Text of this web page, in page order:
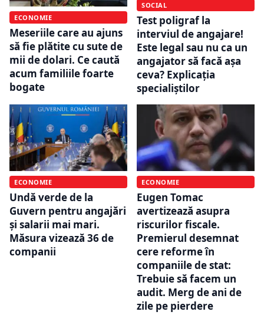
ECONOMIE
Meseriile care au ajuns
să fie plătite cu sute de
mii de dolari. Ce caută
acum familiile foarte
bogate
SOCIAL
Test poligraf la
interviul de angajare!
Este legal sau nu ca un
angajator să facă așa
ceva? Explicația
specialiștilor
ECONOMIE
Undă verde de la
Guvern pentru angajări
și salarii mai mari.
Măsura vizează 36 de
companii
ECONOMIE
Eugen Tomac
avertizează asupra
riscurilor fiscale.
Premierul desemnat
cere reforme în
companiile de stat:
Trebuie să facem un
audit. Merg de ani de
zile pe pierdere